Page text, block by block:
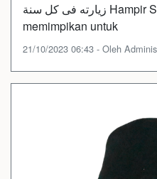
زيارته فى كل سنة Hampir Semua umat Muhammad
memimpikan untuk
21/10/2023 06:43 - Oleh